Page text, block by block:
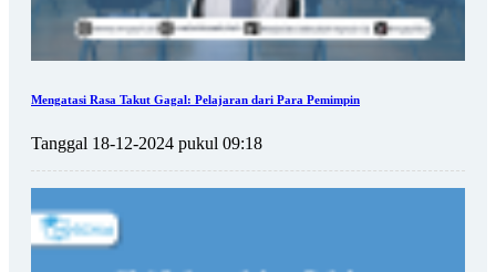
Mengatasi Rasa Takut Gagal: Pelajaran dari Para Pemimpin
Tanggal 18-12-2024 pukul 09:18